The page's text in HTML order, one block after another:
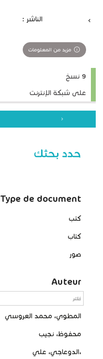
الناشر :
مزيد من المعلومات
9 نسخ
على شبكة الإنترنت
حدد بحثك
Type de document
كتب
كتاب
صور
Auteur
المطوي، محمد العروسي
محفوظ، نجيب
،الدوعاجي، علي